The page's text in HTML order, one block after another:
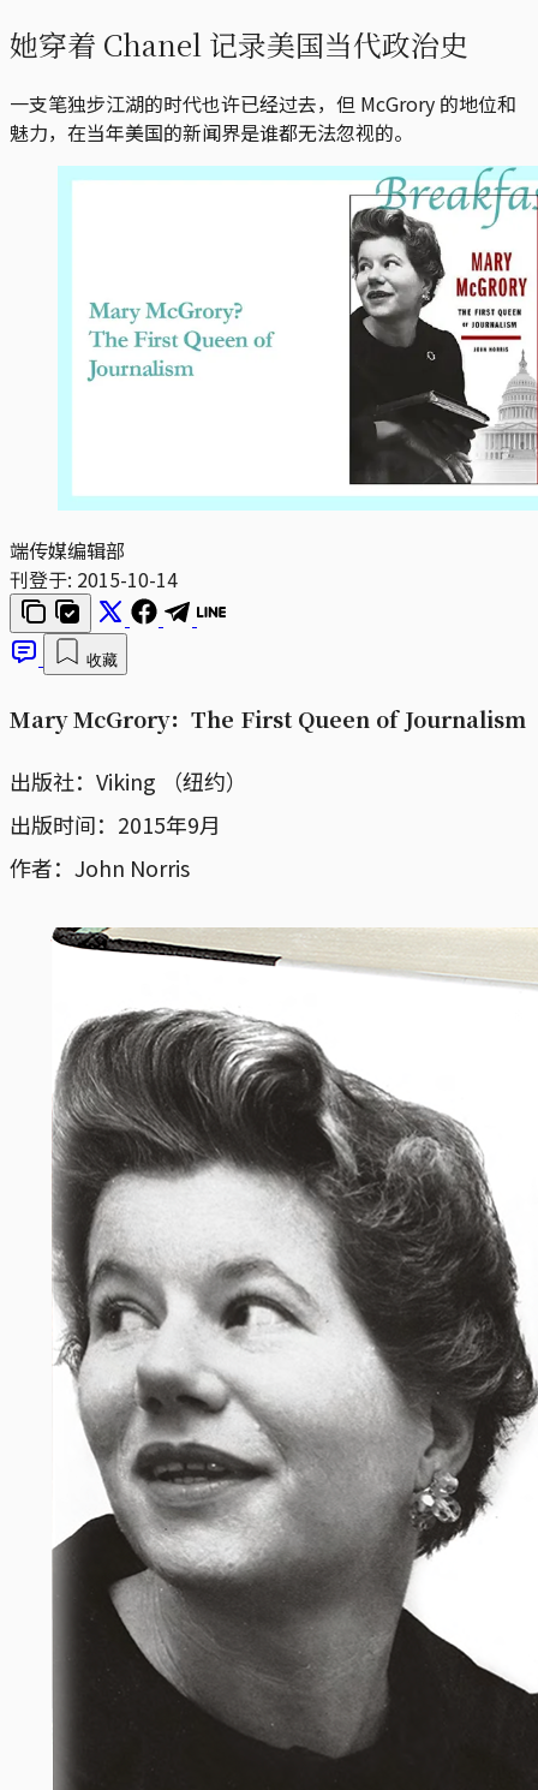
她穿着 Chanel 记录美国当代政治史
一支笔独步江湖的时代也许已经过去，但 McGrory 的地位和
魅力，在当年美国的新闻界是谁都无法忽视的。
端传媒编辑部
刊登于: 2015-10-14
收藏
Mary McGrory：The First Queen of Journalism
出版社：Viking （纽约）
出版时间：2015年9月
作者：John Norris